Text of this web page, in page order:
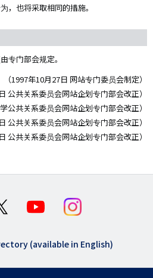
，也将采取相同的措施。
专门部会规定。
（1997年10月27日 网站专门委员会制定）
公共关系委员会网站企划专门部会改正）
公共关系委员会网站企划专门部会改正）
公共关系委员会网站企划专门部会改正）
公共关系委员会网站企划专门部会改正）
(available in English)